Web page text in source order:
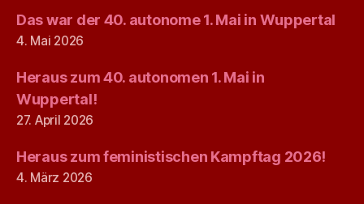
Das war der 40. autonome 1. Mai in Wuppertal
4. Mai 2026
Heraus zum 40. autonomen 1. Mai in
Wuppertal!
27. April 2026
Heraus zum feministischen Kampftag 2026!
4. März 2026